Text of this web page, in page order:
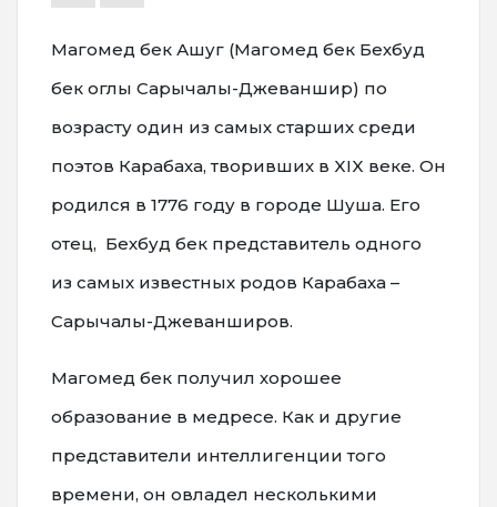
Магомед бек Ашуг (Магомед бек Бехбуд
бек оглы Сарычалы-Джеваншир) по
возрасту один из самых старших среди
поэтов Карабаха, творивших в XIX веке. Он
родился в 1776 году в городе Шуша. Его
отец, Бехбуд бек представитель одного
из самых известных родов Карабаха –
Сарычалы-Джеванширов.
Магомед бек получил хорошее
образование в медресе. Как и другие
представители интеллигенции того
времени, он овладел несколькими